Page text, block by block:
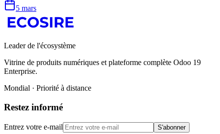
5 mars
Leader de l'écosystème
Vitrine de produits numériques et plateforme complète Odoo 19
Enterprise.
Mondial · Priorité à distance
Restez informé
Entrez votre e-mail S'abonner